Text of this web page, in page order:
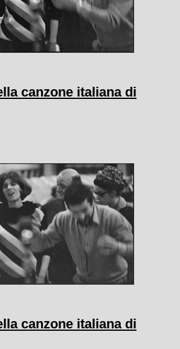
canzone italiana di
canzone italiana di